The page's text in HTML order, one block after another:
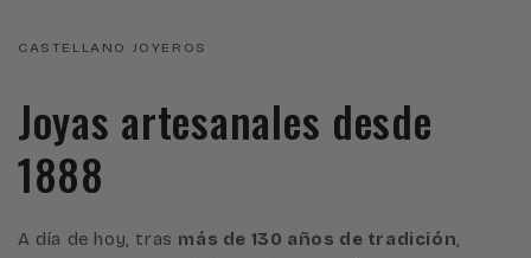
CASTELLANO JOYEROS
Joyas artesanales desde
1888
A día de hoy, tras más de 130 años de tradición,